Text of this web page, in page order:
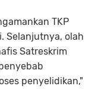
TKP
Selanjutnya, olah
Satreskrim
penyelidikan,"